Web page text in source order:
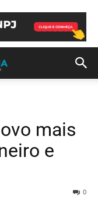
mais
e
0